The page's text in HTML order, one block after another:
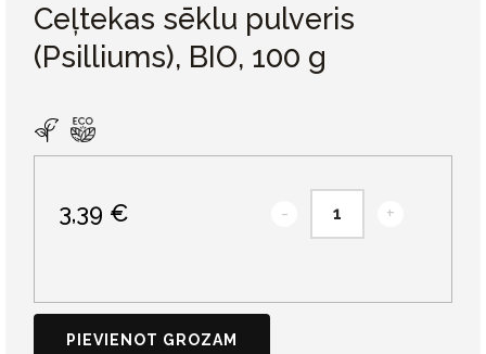
Ceļtekas sēklu pulveris
(Psilliums), BIO, 100 g
3,39 € - +
PIEVIENOT GROZAM